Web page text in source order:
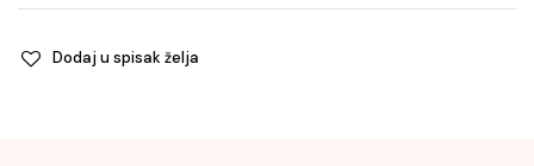
Serum),
quantity
Dodaj u spisak želja